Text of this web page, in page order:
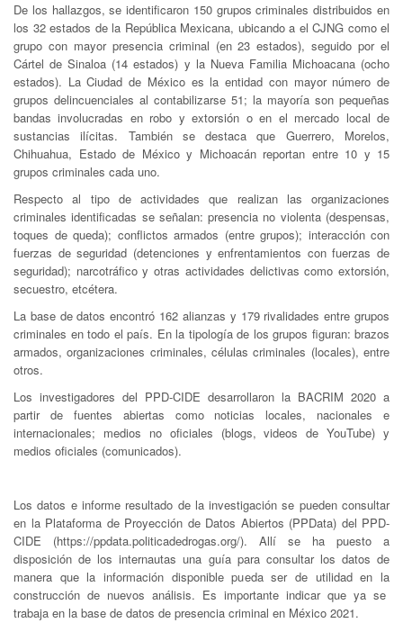
De los hallazgos, se identificaron 150 grupos criminales distribuidos en
los 32 estados de la República Mexicana, ubicando a el CJNG como el
grupo con mayor presencia criminal (en 23 estados), seguido por el
Cártel de Sinaloa (14 estados) y la Nueva Familia Michoacana (ocho
estados). La Ciudad de México es la entidad con mayor número de
grupos delincuenciales al contabilizarse 51; la mayoría son pequeñas
bandas involucradas en robo y extorsión o en el mercado local de
sustancias ilícitas. También se destaca que Guerrero, Morelos,
Chihuahua, Estado de México y Michoacán reportan entre 10 y 15
grupos criminales cada uno.
Respecto al tipo de actividades que realizan las organizaciones
criminales identificadas se señalan: presencia no violenta (despensas,
toques de queda); conflictos armados (entre grupos); interacción con
fuerzas de seguridad (detenciones y enfrentamientos con fuerzas de
seguridad); narcotráfico y otras actividades delictivas como extorsión,
secuestro, etcétera.
La base de datos encontró 162 alianzas y 179 rivalidades entre grupos
criminales en todo el país. En la tipología de los grupos figuran: brazos
armados, organizaciones criminales, células criminales (locales), entre
otros.
Los investigadores del PPD-CIDE desarrollaron la BACRIM 2020 a
partir de fuentes abiertas como noticias locales, nacionales e
internacionales; medios no oficiales (blogs, videos de YouTube) y
medios oficiales (comunicados).
Los datos e informe resultado de la investigación se pueden consultar
en la Plataforma de Proyección de Datos Abiertos (PPData) del PPD-
CIDE (https://ppdata.politicadedrogas.org/). Allí se ha puesto a
disposición de los internautas una guía para consultar los datos de
manera que la información disponible pueda ser de utilidad en la
construcción de nuevos análisis. Es importante indicar que ya se
trabaja en la base de datos de presencia criminal en México 2021.